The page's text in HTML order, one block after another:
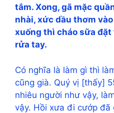
tắm. Xong, gã mặc
nhài, xức dầu thơm
xuống thì cháo sữa
rửa tay.
Có nghĩa là làm gì thì
cũng già. Quý vị [thấy]
nhiêu người như vậy,
vậy. Hồi xưa đi cướp đã